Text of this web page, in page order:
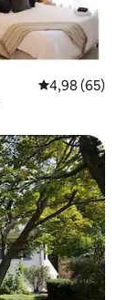
Gemiddelde
4,98 (65)